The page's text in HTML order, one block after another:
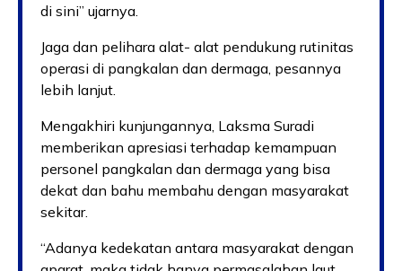
di sini” ujarnya.
Jaga dan pelihara alat- alat pendukung rutinitas
operasi di pangkalan dan dermaga, pesannya
lebih lanjut.
Mengakhiri kunjungannya, Laksma Suradi
memberikan apresiasi terhadap kemampuan
personel pangkalan dan dermaga yang bisa
dekat dan bahu membahu dengan masyarakat
sekitar.
“Adanya kedekatan antara masyarakat dengan